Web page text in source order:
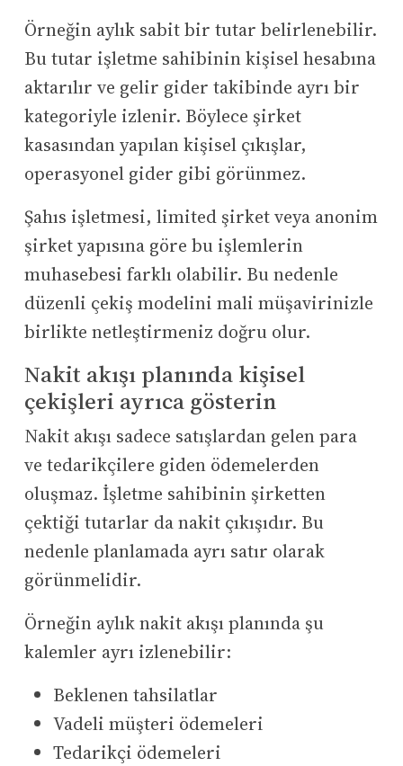
Örneğin aylık sabit bir tutar belirlenebilir.
Bu tutar işletme sahibinin kişisel hesabına
aktarılır ve gelir gider takibinde ayrı bir
kategoriyle izlenir. Böylece şirket
kasasından yapılan kişisel çıkışlar,
operasyonel gider gibi görünmez.
Şahıs işletmesi, limited şirket veya anonim
şirket yapısına göre bu işlemlerin
muhasebesi farklı olabilir. Bu nedenle
düzenli çekiş modelini mali müşavirinizle
birlikte netleştirmeniz doğru olur.
Nakit akışı planında kişisel
çekişleri ayrıca gösterin
Nakit akışı sadece satışlardan gelen para
ve tedarikçilere giden ödemelerden
oluşmaz. İşletme sahibinin şirketten
çektiği tutarlar da nakit çıkışıdır. Bu
nedenle planlamada ayrı satır olarak
görünmelidir.
Örneğin aylık nakit akışı planında şu
kalemler ayrı izlenebilir:
Beklenen tahsilatlar
Vadeli müşteri ödemeleri
Tedarikçi ödemeleri